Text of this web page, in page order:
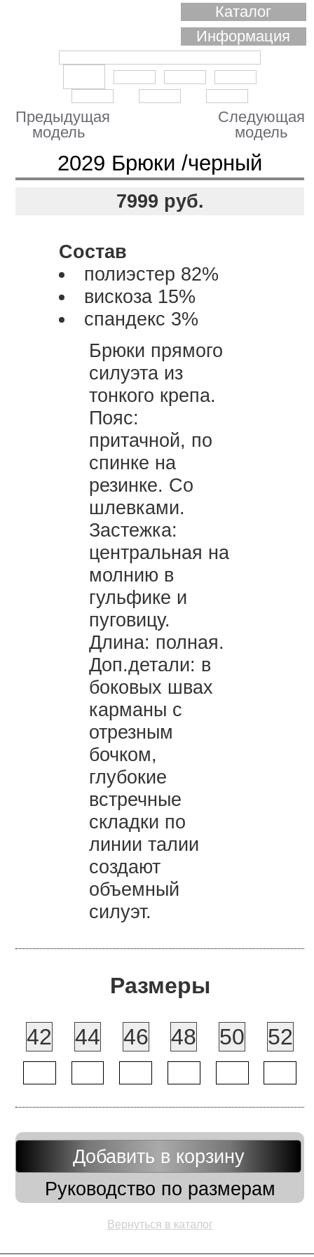
Каталог
Информация
Предыдущая
модель
Следующая
модель
2029 Брюки /черный
7999 руб.
Состав
полиэстер 82%
вискоза 15%
спандекс 3%
Брюки прямого
силуэта из
тонкого крепа.
Пояс:
притачной, по
спинке на
резинке. Со
шлевками.
Застежка:
центральная на
молнию в
гульфике и
пуговицу.
Длина: полная.
Доп.детали: в
боковых швах
карманы с
отрезным
бочком,
глубокие
встречные
складки по
линии талии
создают
объемный
силуэт.
Размеры
42 44 46 48 50 52
Добавить в корзину
Руководство по размерам
Вернуться в каталог